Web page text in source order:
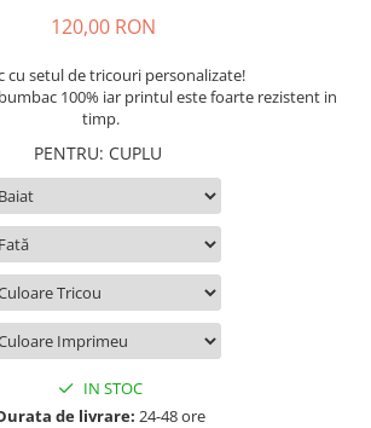
120,00 RON
cu setul de tricouri personalizate!
100% iar printul este foarte rezistent in
timp.
PENTRU: CUPLU
IN STOC
de livrare: 24-48 ore